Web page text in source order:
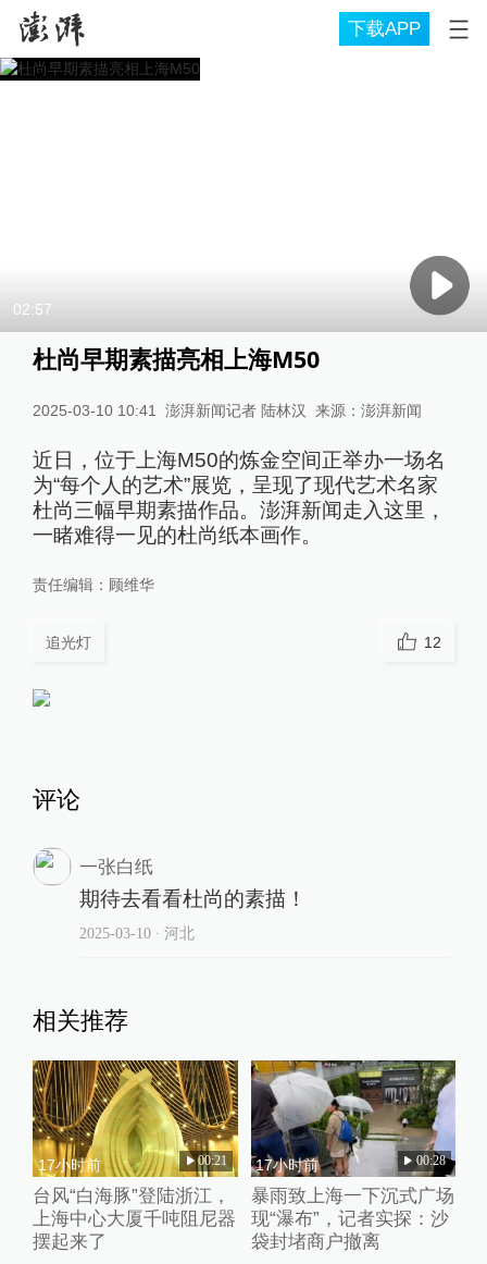
下载APP
02:57
杜尚早期素描亮相上海M50
2025-03-10 10:41 澎湃新闻记者 陆林汉 来源： 澎湃新闻
近日，位于上海M50的炼金空间正举办一场名
为“每个人的艺术”展览，呈现了现代艺术名家
杜尚三幅早期素描作品。澎湃新闻走入这里，
一睹难得一见的杜尚纸本画作。
责任编辑： 顾维华
追光灯 12
评论
一张白纸
期待去看看杜尚的素描！
2025-03-10∙ 河北
相关推荐
17小时前 00:21
台风“白海豚”登陆浙江，
上海中心大厦千吨阻尼器
摆起来了
17小时前 00:28
暴雨致上海一下沉式广场
现“瀑布”，记者实探：沙
袋封堵商户撤离